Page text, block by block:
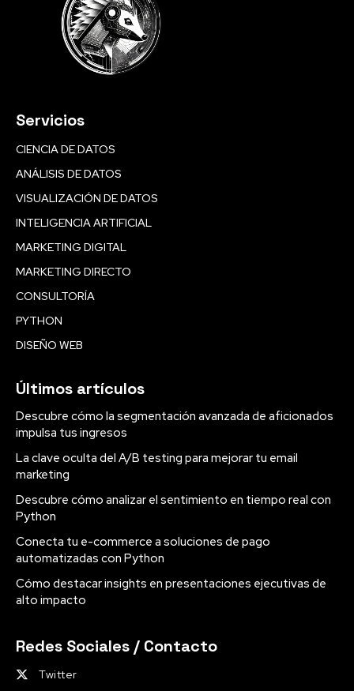
Servicios
CIENCIA DE DATOS
ANÁLISIS DE DATOS
VISUALIZACIÓN DE DATOS
INTELIGENCIA ARTIFICIAL
MARKETING DIGITAL
MARKETING DIRECTO
CONSULTORÍA
PYTHON
DISEÑO WEB
Últimos artículos
Descubre cómo la segmentación avanzada de aficionados
impulsa tus ingresos
La clave oculta del A/B testing para mejorar tu email
marketing
Descubre cómo analizar el sentimiento en tiempo real con
Python
Conecta tu e-commerce a soluciones de pago
automatizadas con Python
Cómo destacar insights en presentaciones ejecutivas de
alto impacto
Redes Sociales / Contacto
Twitter